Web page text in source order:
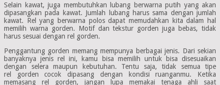
Selain kawat, juga membutuhkan lubang berwarna putih yang akan
dipasangkan pada kawat. Jumlah lubang harus sama dengan jumlah
kawat. Rel yang berwarna polos dapat memudahkan kita dalam hal
memilih warna gorden. Motif dan tekstur gorden juga bebas, tidak
harus sesuai dengan rel gorden.
Penggantung gorden memang mempunya berbagai jenis. Dari sekian
banyaknya jenis rel ini, kamu bisa memilih untuk bisa disesuaikan
dengan selera maupun kebutuhan. Tentu saja, tidak semua tipe
rel gorden cocok dipasang dengan kondisi ruanganmu. Ketika
memasang rel gorden, jangan lupa memakai tenaga ahli saat